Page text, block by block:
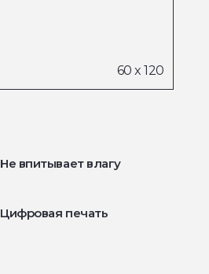
Не впитывает влагу
Цифровая печать